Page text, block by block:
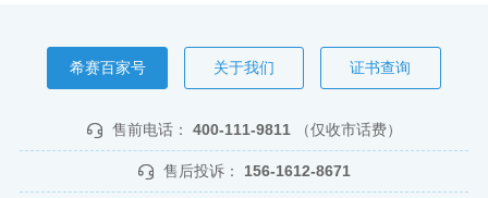
希赛百家号 关于我们 证书查询
售前电话： 400-111-9811 （仅收市话费）
售后投诉： 156-1612-8671